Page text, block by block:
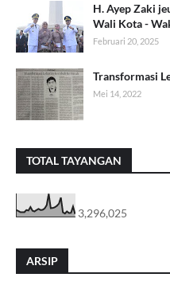
H. Ayep Zaki
Wali Kota -
Februari 20, 2025
Transformasi
Mei 14, 2022
TOTAL TAYANGAN
3,296,025
ARSIP